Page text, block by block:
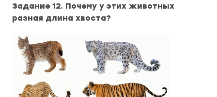
Задание 12. Почему у этих животных
разная длина хвоста?